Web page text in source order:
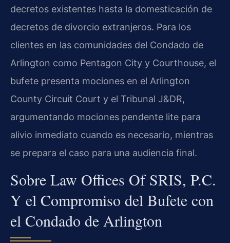
decretos existentes hasta la domesticación de
decretos de divorcio extranjeros. Para los
clientes en las comunidades del Condado de
Arlington como Pentagon City y Courthouse, el
bufete presenta mociones en el Arlington
County Circuit Court y el Tribunal J&DR,
argumentando mociones pendente lite para
alivio inmediato cuando es necesario, mientras
se prepara el caso para una audiencia final.
Sobre Law Offices Of SRIS, P.C.
Y el Compromiso del Bufete con
el Condado de Arlington